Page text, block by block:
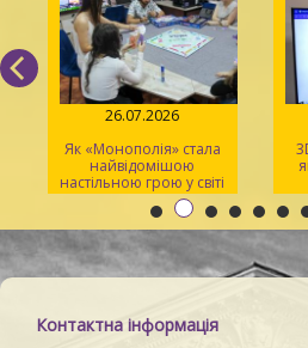
26.07.2026
Як «Монополія» стала
найвідомішою
настільною грою у світі
Контактна інформація